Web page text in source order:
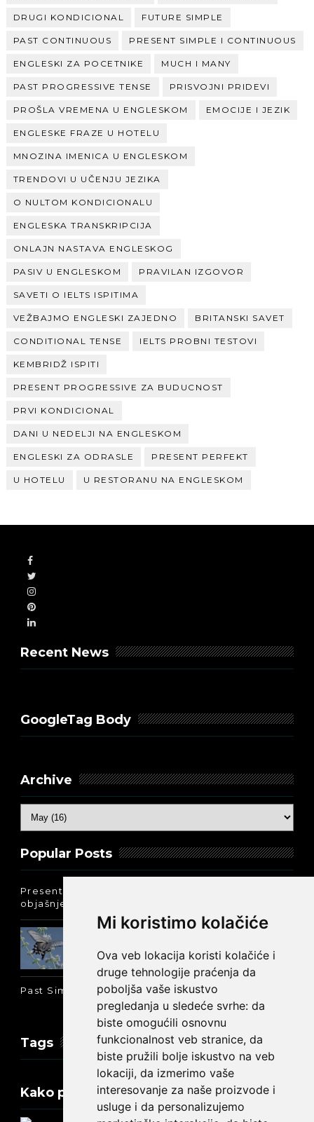
Mi koristimo kolačiće
Ova veb lokacija koristi kolačiće i
druge tehnologije praćenja da
poboljša vaše iskustvo
pregledanja u sledeće svrhe: da
biste omogućili osnovnu
funkcionalnost veb stranice, da
biste pružili bolje iskustvo na veb
lokaciji, da izmerimo vaše
interesovanje za naše proizvode i
usluge i da personalizujemo
DRUGI KONDICIONAL FUTURE SIMPLE
PAST CONTINUOUS PRESENT SIMPLE I CONTINUOUS
ENGLESKI ZA POCETNIKE MUCH I MANY
PAST PROGRESSIVE TENSE PRISVOJNI PRIDEVI
PROŠLA VREMENA U ENGLESKOM EMOCIJE I JEZIK
ENGLESKE FRAZE U HOTELU
MNOZINA IMENICA U ENGLESKOM
TRENDOVI U UČENJU JEZIKA
O NULTOM KONDICIONALU
ENGLESKA TRANSKRIPCIJA
ONLAJN NASTAVA ENGLESKOG
PASIV U ENGLESKOM PRAVILAN IZGOVOR
SAVETI O IELTS ISPITIMA
VEŽBAJMO ENGLESKI ZAJEDNO BRITANSKI SAVET
CONDITIONAL TENSE IELTS PROBNI TESTOVI
KEMBRIDŽ ISPITI
PRESENT PROGRESSIVE ZA BUDUCNOST
PRVI KONDICIONAL
DANI U NEDELJI NA ENGLESKOM
ENGLESKI ZA ODRASLE PRESENT PERFEKT
U HOTELU U RESTORANU NA ENGLESKOM
Recent News
GoogleTag Body
Archive
Popular Posts
Present Perfect Simple - najjednostavnije
objašnjenje :-)
Past Simple i Past Continuous - razlika
Tags
Kako promeniti tekst na engleskom?